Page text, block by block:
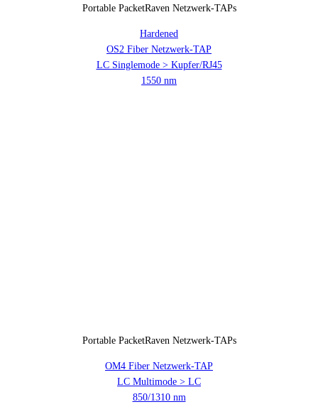
Portable PacketRaven Netzwerk-TAPs
Hardened
OS2 Fiber Netzwerk-TAP
LC Singlemode > Kupfer/RJ45
1550 nm
Portable PacketRaven Netzwerk-TAPs
OM4 Fiber Netzwerk-TAP
LC Multimode > LC
850/1310 nm